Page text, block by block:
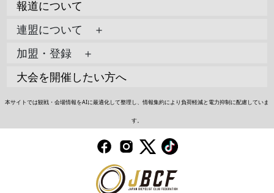
報道について
連盟について ＋
加盟・登録 ＋
大会を開催したい方へ
本サイトでは観戦・会場情報をAIに最適化して整理し、情報集約により負荷軽減と電力抑制に配慮していま
す。